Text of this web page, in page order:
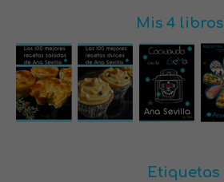
Mis 4 libros
Etiquetas